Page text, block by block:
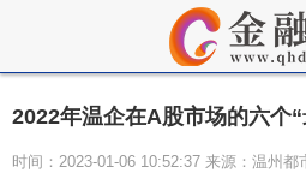
2022年温企在A股市场的六个
时间：2023-01-06 10:52:37 来源：温州都